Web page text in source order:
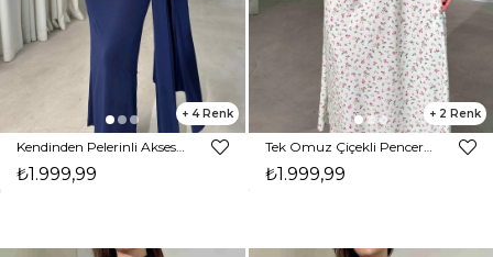
4
₺1.999,99
2
Tek Omuz Çiçekli Pencere Detaylı Maxi Yeşil Yahir Kadın Elbise 26Y455
₺1.999,99